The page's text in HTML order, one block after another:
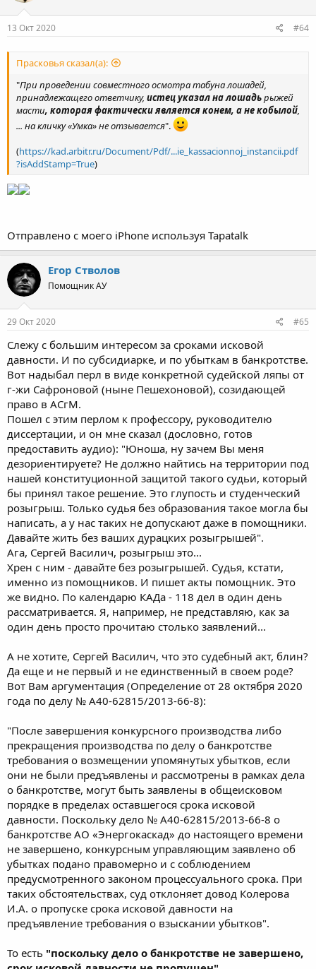
:
13 Окт 2020 #64
Прасковья сказал(а):
"При проведении совместного осмотра табуна лошадей,
принадлежащего ответчику, истец указал на лошадьрыжей
масти, которая фактически является конем, а не кобылой,
... на кличку «Умка» не отзывается".
(https://kad.arbitr.ru/Document/Pdf/...ie_kassacionnoj_instancii.pdf
?isAddStamp=True)
Отправлено с моего iPhone используя Tapatalk
Егор Стволов
Помощник АУ
29 Окт 2020 #65
Слежу с большим интересом за сроками исковой
давности. И по субсидиарке, и по убыткам в банкротстве.
Вот надыбал перл в виде конкретной судейской ляпы от
г-жи Сафроновой (ныне Пешехоновой), созидающей
право в АСгМ.
Пошел с этим перлом к профессору, руководителю
диссертации, и он мне сказал (дословно, готов
предоставить аудио): "Юноша, ну зачем Вы меня
дезориентируете? Не должно найтись на территории под
нашей конституционной защитой такого судьи, который
бы принял такое решение. Это глупость и студенческий
розыгрыш. Только судья без образования такое могла бы
написать, а у нас таких не допускают даже в помощники.
Давайте жить без ваших дурацких розыгрышей".
Ага, Сергей Василич, розыгрыш это...
Хрен с ним - давайте без розыгрышей. Судья, кстати,
именно из помощников. И пишет акты помощник. Это
же видно. По календарю КАДа - 118 дел в один день
рассматривается. Я, например, не представляю, как за
один день просто прочитаю столько заявлений...
А не хотите, Сергей Василич, что это судебный акт, блин?
Да еще и не первый и не единственный в своем роде?
Вот Вам аргументация (Определение от 28 октября 2020
года по делу № А40-62815/2013-66-8):
"После завершения конкурсного производства либо
прекращения производства по делу о банкротстве
требования о возмещении упомянутых убытков, если
они не были предъявлены и рассмотрены в рамках дела
о банкротстве, могут быть заявлены в общеисковом
порядке в пределах оставшегося срока исковой
давности. Поскольку дело № А40-62815/2013-66-8 о
банкротстве АО «Энергокаскад» до настоящего времени
не завершено, конкурсным управляющим заявлено об
убытках подано правомерно и с соблюдением
предусмотренного законом процессуального срока. При
таких обстоятельствах, суд отклоняет довод Колерова
И.А. о пропуске срока исковой давности на
предъявление требования о взыскании убытков".
То есть "поскольку дело о банкротстве не завершено,